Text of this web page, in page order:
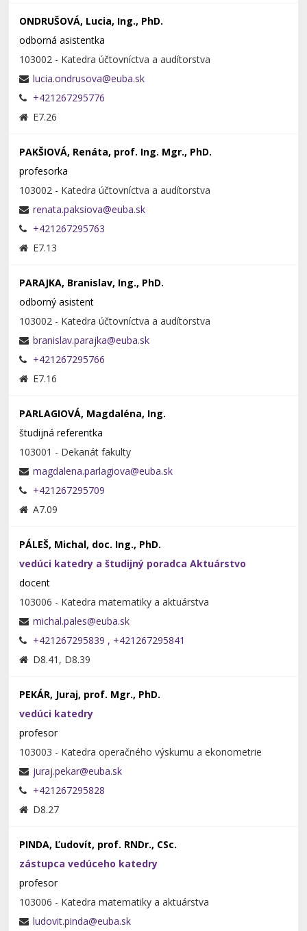
ONDRUŠOVÁ, Lucia, Ing., PhD.
odborná asistentka
103002 - Katedra účtovníctva a audítorstva
+421267295776
E7.26
PAKŠIOVÁ, Renáta, prof. Ing. Mgr., PhD.
profesorka
103002 - Katedra účtovníctva a audítorstva
+421267295763
E7.13
PARAJKA, Branislav, Ing., PhD.
odborný asistent
103002 - Katedra účtovníctva a audítorstva
+421267295766
E7.16
PARLAGIOVÁ, Magdaléna, Ing.
študijná referentka
103001 - Dekanát fakulty
+421267295709
A7.09
PÁLEŠ, Michal, doc. Ing., PhD.
vedúci katedry a študijný poradca Aktuárstvo
docent
103006 - Katedra matematiky a aktuárstva
+421267295839 , +421267295841
D8.41, D8.39
PEKÁR, Juraj, prof. Mgr., PhD.
vedúci katedry
profesor
103003 - Katedra operačného výskumu a ekonometrie
+421267295828
D8.27
PINDA, Ľudovít, prof. RNDr., CSc.
zástupca vedúceho katedry
profesor
103006 - Katedra matematiky a aktuárstva